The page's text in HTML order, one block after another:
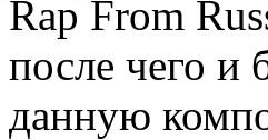
Rap From
после чего и
данную